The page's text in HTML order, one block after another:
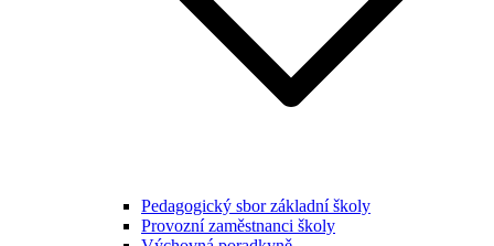
Pedagogický sbor základní školy
Provozní zaměstnanci školy